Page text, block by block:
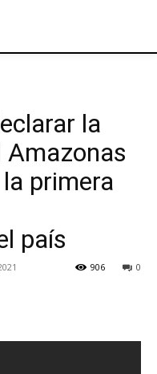
la
Amazonas
primera
país
0
906